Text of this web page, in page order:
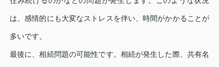
は、感情的にも大変なストレスを伴い、時間がかかることが
多いです。
最後に、相続問題の可能性です。相続が発生した際、共有名